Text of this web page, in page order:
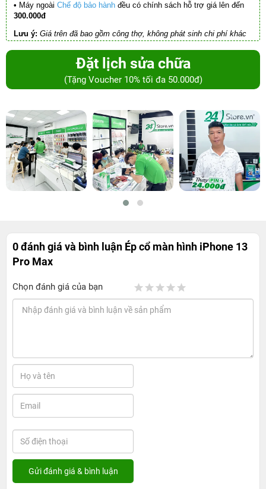
• Máy ngoài Chế độ bảo hành đều có chính sách hỗ trợ giá lên đến
300.000đ
Lưu ý: Giá trên đã bao gồm công thợ, không phát sinh chi phí khác
Đặt lịch sửa chữa
(Tặng Voucher 10% tối đa 50.000đ)
0 đánh giá và bình luận Ép cổ màn hình iPhone 13
Pro Max
Chọn đánh giá của bạn